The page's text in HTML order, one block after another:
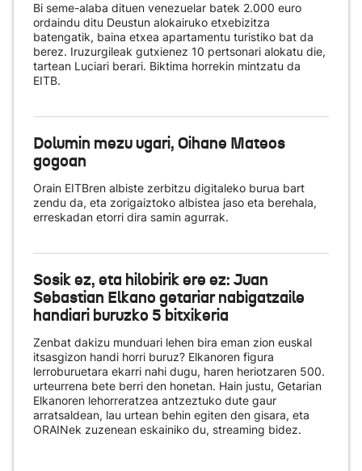
Bi seme-alaba dituen venezuelar batek 2.000 euro
ordaindu ditu Deustun alokairuko etxebizitza
batengatik, baina etxea apartamentu turistiko bat da
berez. Iruzurgileak gutxienez 10 pertsonari alokatu die,
tartean Luciari berari. Biktima horrekin mintzatu da
EITB.
Dolumin mezu ugari, Oihane Mateos
gogoan
Orain EITBren albiste zerbitzu digitaleko burua bart
zendu da, eta zorigaiztoko albistea jaso eta berehala,
erreskadan etorri dira samin agurrak.
Sosik ez, eta hilobirik ere ez: Juan
Sebastian Elkano getariar nabigatzaile
handiari buruzko 5 bitxikeria
Zenbat dakizu munduari lehen bira eman zion euskal
itsasgizon handi horri buruz? Elkanoren figura
lerroburuetara ekarri nahi dugu, haren heriotzaren 500.
urteurrena bete berri den honetan. Hain justu, Getarian
Elkanoren lehorreratzea antzeztuko dute gaur
arratsaldean, lau urtean behin egiten den gisara, eta
ORAINek zuzenean eskainiko du, streaming bidez.